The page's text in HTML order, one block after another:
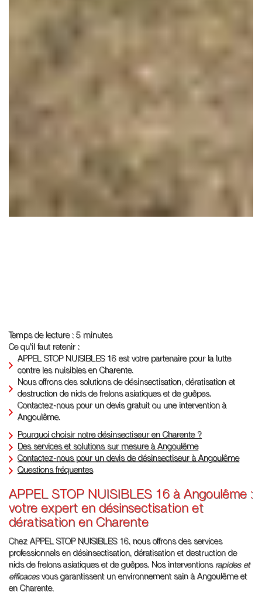
Temps de lecture : 5 minutes
Ce qu'il faut retenir :
APPEL STOP NUISIBLES 16 est votre partenaire pour la lutte
contre les nuisibles en Charente.
Nous offrons des solutions de désinsectisation, dératisation et
destruction de nids de frelons asiatiques et de guêpes.
Contactez-nous pour un devis gratuit ou une intervention à
Angoulême.
Pourquoi choisir notre désinsectiseur en Charente ?
Des services et solutions sur mesure à Angoulême
Contactez-nous pour un devis de désinsectiseur à Angoulême
Questions fréquentes
APPEL STOP NUISIBLES 16 à Angoulême :
votre expert en désinsectisation et
dératisation en Charente
Chez APPEL STOP NUISIBLES 16, nous offrons des services
professionnels en désinsectisation, dératisation et destruction de
nids de frelons asiatiques et de guêpes. Nos interventions rapides et
efficacesvous garantissent un environnement sain à Angoulême et
en Charente.